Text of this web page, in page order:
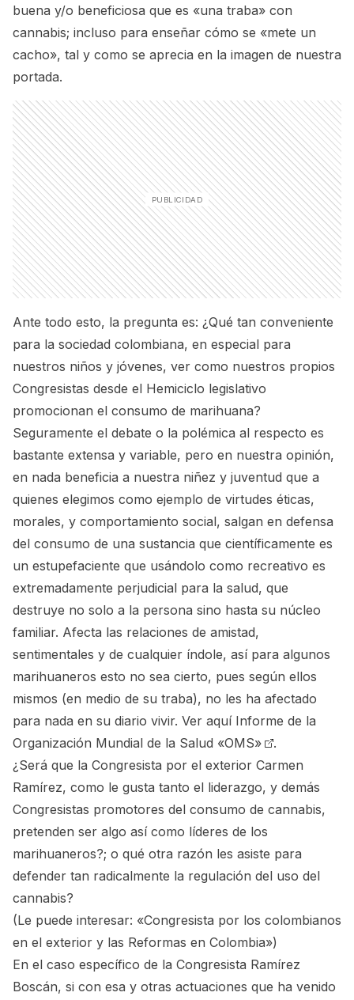
buena y/o beneficiosa que es «una traba» con
cannabis; incluso para enseñar cómo se «mete un
cacho», tal y como se aprecia en la imagen de nuestra
portada.
Ante todo esto, la pregunta es: ¿Qué tan conveniente
para la sociedad colombiana, en especial para
nuestros niños y jóvenes, ver como nuestros propios
Congresistas desde el Hemiciclo legislativo
promocionan el consumo de marihuana?
Seguramente el debate o la polémica al respecto es
bastante extensa y variable, pero en nuestra opinión,
en nada beneficia a nuestra niñez y juventud que a
quienes elegimos como ejemplo de virtudes éticas,
morales, y comportamiento social, salgan en defensa
del consumo de una sustancia que científicamente es
un estupefaciente que usándolo como recreativo es
extremadamente perjudicial para la salud, que
destruye no solo a la persona sino hasta su núcleo
familiar. Afecta las relaciones de amistad,
sentimentales y de cualquier índole, así para algunos
marihuaneros esto no sea cierto, pues según ellos
mismos (en medio de su traba), no les ha afectado
para nada en su diario vivir. Ver aquí Informe de la
Organización Mundial de la Salud «OMS»
.
¿Será que la Congresista por el exterior Carmen
Ramírez, como le gusta tanto el liderazgo, y demás
Congresistas promotores del consumo de cannabis,
pretenden ser algo así como líderes de los
marihuaneros?; o qué otra razón les asiste para
defender tan radicalmente la regulación del uso del
cannabis?
(Le puede interesar: «Congresista por los colombianos
en el exterior y las Reformas en Colombia»)
En el caso específico de la Congresista Ramírez
Boscán, si con esa y otras actuaciones que ha venido